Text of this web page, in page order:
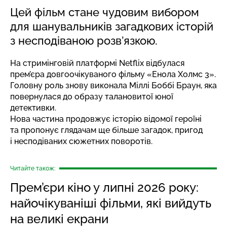
Цей фільм стане чудовим вибором
для шанувальників загадкових історій
з несподіваною розв’язкою.
На стримінговій платформі Netflix відбулася
прем’єра довгоочікуваного фільму «Енола Холмс 3».
Головну роль знову виконала Міллі Боббі Браун, яка
повернулася до образу талановитої юної
детективки.
Нова частина продовжує історію відомої героїні
та пропонує глядачам ще більше загадок, пригод
і несподіваних сюжетних поворотів.
Читайте також:
Прем’єри кіно у липні 2026 року:
найочікуваніші фільми, які вийдуть
на великі екрани